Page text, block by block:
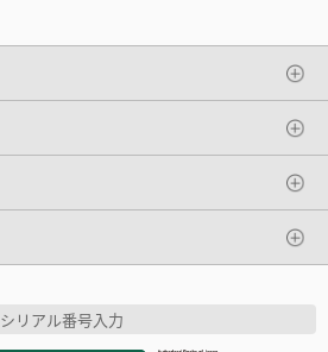
シリアル番号入力